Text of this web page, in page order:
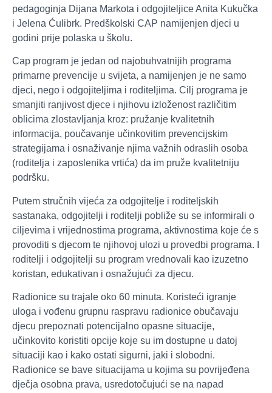
pedagoginja Dijana Markota i odgojiteljice Anita Kukučka
i Jelena Ćulibrk. Predškolski CAP namijenjen djeci u
godini prije polaska u školu.
Cap program je jedan od najobuhvatnijih programa
primarne prevencije u svijeta, a namijenjen je ne samo
djeci, nego i odgojiteljima i roditeljima. Cilj programa je
smanjiti ranjivost djece i njihovu izloženost različitim
oblicima zlostavljanja kroz: pružanje kvalitetnih
informacija, poučavanje učinkovitim prevencijskim
strategijama i osnaživanje njima važnih odraslih osoba
(roditelja i zaposlenika vrtića) da im pruže kvalitetniju
podršku.
Putem stručnih vijeća za odgojitelje i roditeljskih
sastanaka, odgojitelji i roditelji pobliže su se informirali o
ciljevima i vrijednostima programa, aktivnostima koje će s
provoditi s djecom te njihovoj ulozi u provedbi programa. I
roditelji i odgojitelji su program vrednovali kao izuzetno
koristan, edukativan i osnažujući za djecu.
Radionice su trajale oko 60 minuta. Koristeći igranje
uloga i vođenu grupnu raspravu radionice obučavaju
djecu prepoznati potencijalno opasne situacije,
učinkovito koristiti opcije koje su im dostupne u datoj
situaciji kao i kako ostati sigurni, jaki i slobodni.
Radionice se bave situacijama u kojima su povrijeđena
dječja osobna prava, usredotočujući se na napad